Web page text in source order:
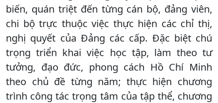
biến, quán triệt đến từng cán bộ, đảng viên,
chi bộ trực thuộc việc thực hiện các chỉ thị,
nghị quyết của Đảng các cấp. Đặc biệt chú
trọng triển khai việc học tập, làm theo tư
tưởng, đạo đức, phong cách Hồ Chí Minh
theo chủ đề từng năm; thực hiện chương
trình công tác trọng tâm của tập thể, chương